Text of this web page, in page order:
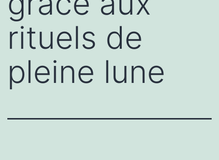
rituels de
pleine lune